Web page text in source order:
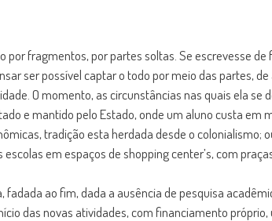
por fragmentos, por partes soltas. Se escrevesse
ser possível captar o todo por meio das partes, de
O momento, as circunstâncias nas quais ela
e mantido pelo Estado, onde um aluno custa em
tradição esta herdada desde o colonialismo;
em espaços de shopping center’s, com
ao fim, dada a ausência de pesquisa
das novas atividades, com financiamento